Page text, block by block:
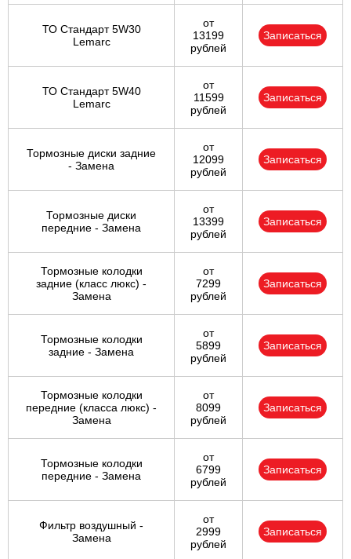
ТО Стандарт 5W30
Lemarc
от
13199
рублей
Записаться
ТО Стандарт 5W40
Lemarc
от
11599
рублей
Записаться
Тормозные диски задние
- Замена
от
12099
рублей
Записаться
Тормозные диски
передние - Замена
от
13399
рублей
Записаться
Тормозные колодки
задние (класс люкс) -
Замена
от
7299
рублей
Записаться
Тормозные колодки
задние - Замена
от
5899
рублей
Записаться
Тормозные колодки
передние (класса люкс) -
Замена
от
8099
рублей
Записаться
Тормозные колодки
передние - Замена
от
6799
рублей
Записаться
Фильтр воздушный -
Замена
от
2999
рублей
Записаться